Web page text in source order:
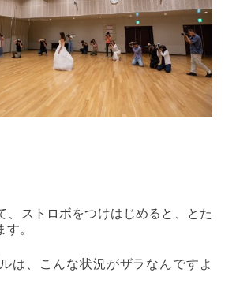
、ストロボをつけはじめると、とた
。
は、こんな状況がザラなんですよ